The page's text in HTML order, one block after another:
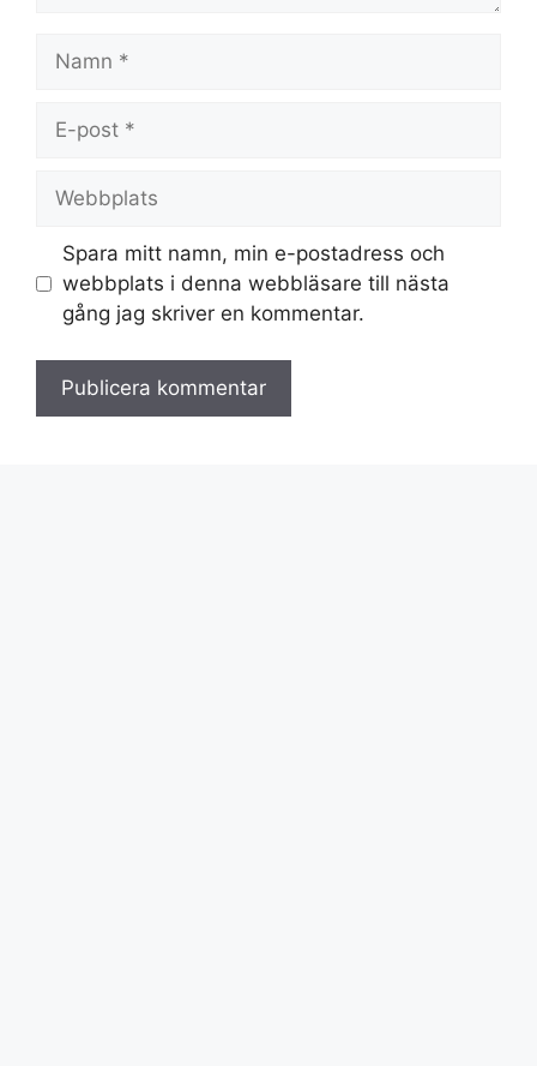
Namn
Webbplats
Spara mitt namn, min e-postadress och
webbplats i denna webbläsare till nästa
gång jag skriver en kommentar.